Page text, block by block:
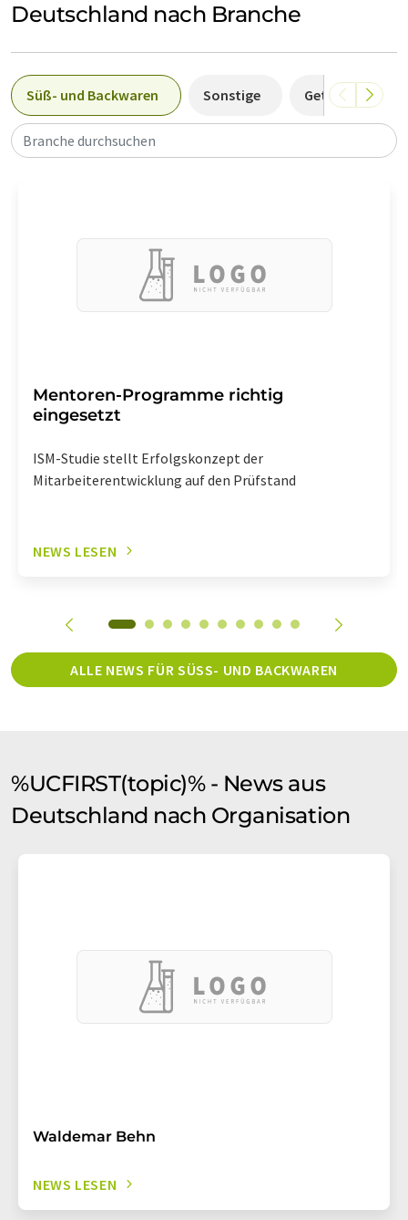
Deutschland nach Branche
Süß- und Backwaren Sonstige Getränke
Branche durchsuchen
Mentoren-Programme richtig
eingesetzt
ISM-Studie stellt Erfolgskonzept der
Mitarbeiterentwicklung auf den Prüfstand
NEWS LESEN
ALLE NEWS FÜR SÜSS- UND BACKWAREN
%UCFIRST(topic)% - News aus
Deutschland nach Organisation
Waldemar Behn
NEWS LESEN